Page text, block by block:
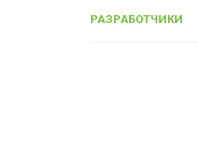
РАЗРАБОТЧИКИ